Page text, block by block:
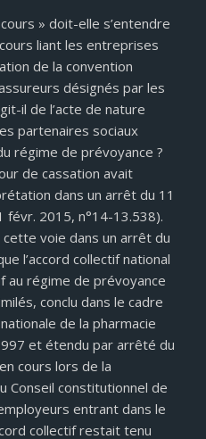
» doit-elle s’entendre
liant les entreprises
de la convention
désignés par les
il de l’acte de nature
partenaires sociaux
régime de prévoyance ?
de cassation avait
dans un arrêt du 11
févr. 2015, n°14-13.538).
voie dans un arrêt du
l’accord collectif national
au régime de prévoyance
conclu dans le cadre
de la pharmacie
et étendu par arrêté du
cours lors de la
Conseil constitutionnel de
entrant dans le
collectif restait tenu